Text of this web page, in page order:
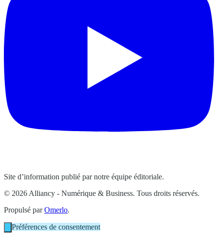
Site d’information publié par notre équipe éditoriale.
© 2026 Alliancy - Numérique & Business. Tous droits réservés.
Propulsé parOmerlo.
Préférences de consentement